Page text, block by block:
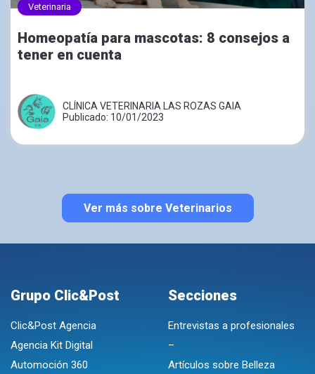
Veterinaria
Homeopatía para mascotas: 8 consejos a
tener en cuenta
CLÍNICA VETERINARIA LAS ROZAS GAIA
Publicado: 10/01/2023
Ver más sobre Veterinarios
Grupo Clic&Post
Clic&Post Agencia
Agencia Kit Digital
Automoción 360
Secciones
Entrevistas a profesionales
–
Artículos sobre Belleza